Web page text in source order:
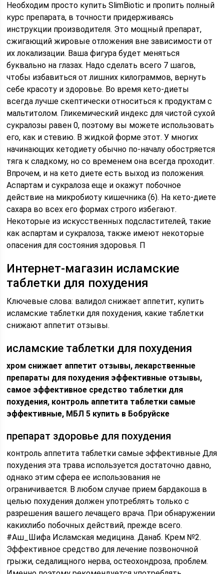
Необходим просто купить SlimBiotic и пропить полный
курс препарата, в точности придерживаясь
инструкции производителя. Это мощный препарат,
сжигающий жировые отложения вне зависимости от
их локализации. Ваша фигура будет меняться
буквально на глазах. Надо сделать всего 7 шагов,
чтобы избавиться от лишних килограммов, вернуть
себе красоту и здоровье. Во время кето-диеты
всегда лучше скептически относиться к продуктам с
мальтитолом. Гликемический индекс для чистой сухой
сукралозы равен 0, поэтому вы можете использовать
его, как и стевию. В жидкой форме этот. У многих
начинающих кетодиету обычно по-началу обостряется
тяга к сладкому, но со временем она всегда проходит.
Впрочем, и на кето диете есть выход из положения.
Аспартам и сукралоза еще и окажут побочное
действие на микробиоту кишечника (6). На кето-диете
сахара во всех его формах строго избегают.
Некоторые из искусственных подсластителей, такие
как аспартам и сукралоза, также имеют некоторые
опасения для состояния здоровья. П
Интернет-магазин исламские
таблетки для похудения
Ключевые слова: валидол снижает аппетит, купить
исламские таблетки для похудения, какие таблетки
снижают аппетит отзывы.
исламские таблетки для похудения
хром снижает аппетит отзывы, лекарственные
препараты для похудения эффективные отзывы,
самое эффективное средство таблетки для
похудения, контроль аппетита таблетки самые
эффективные, МБЛ 5 купить в Бобруйске
препарат здоровье для похудения
контроль аппетита таблетки самые эффективные Для
похудения эта трава используется достаточно давно,
однако этим сфера ее использования не
ограничивается. В любом случае прием бардакоша в
целью похудения должен употреблять только с
разрешения вашего лечащего врача. При обнаружении
какихлибо побочных действий, прежде всего.
#Аш_Шифа Исламская медицина. Данаб. Крем №2.
Эффективное средство для лечение позвоночной
грыжи, седалищного нерва, остеохондроза, проблем.